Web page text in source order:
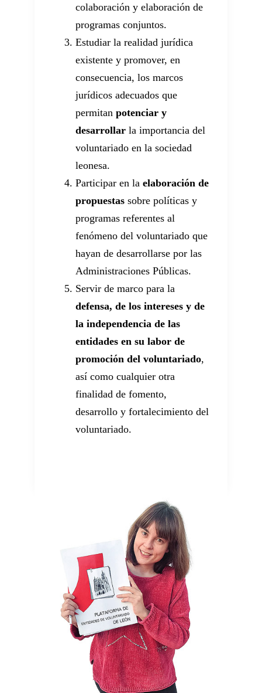
colaboración y elaboración de
programas conjuntos.
Estudiar la realidad jurídica
existente y promover, en
consecuencia, los marcos
jurídicos adecuados que
permitan potenciar y
desarrollar la importancia del
voluntariado en la sociedad
leonesa.
Participar en la elaboración de
propuestas sobre políticas y
programas referentes al
fenómeno del voluntariado que
hayan de desarrollarse por las
Administraciones Públicas.
Servir de marco para la
defensa, de los intereses y de
la independencia de las
entidades en su labor de
promoción del voluntariado,
así como cualquier otra
finalidad de fomento,
desarrollo y fortalecimiento del
voluntariado.